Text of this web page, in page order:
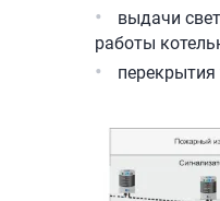
выдачи
работы